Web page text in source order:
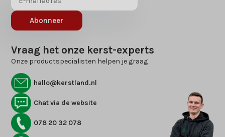
Abonneer
Vraag het onze kerst-experts
Onze productspecialisten helpen je graag
hallo@kerstland.nl
Chat via de website
078 20 32 078